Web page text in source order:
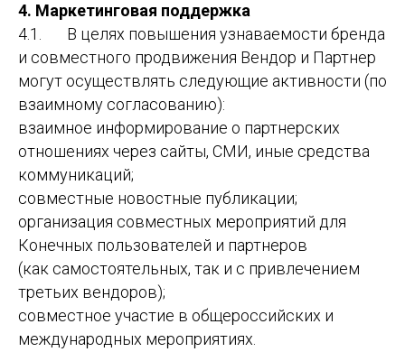
4. Маркетинговая поддержка
4.1. В целях повышения узнаваемости бренда
и совместного продвижения Вендор и Партнер
могут осуществлять следующие активности (по
взаимному согласованию):
взаимное информирование о партнерских
отношениях через сайты, СМИ, иные средства
коммуникаций;
совместные новостные публикации;
организация совместных мероприятий для
Конечных пользователей и партнеров
(как самостоятельных, так и с привлечением
третьих вендоров);
совместное участие в общероссийских и
международных мероприятиях.